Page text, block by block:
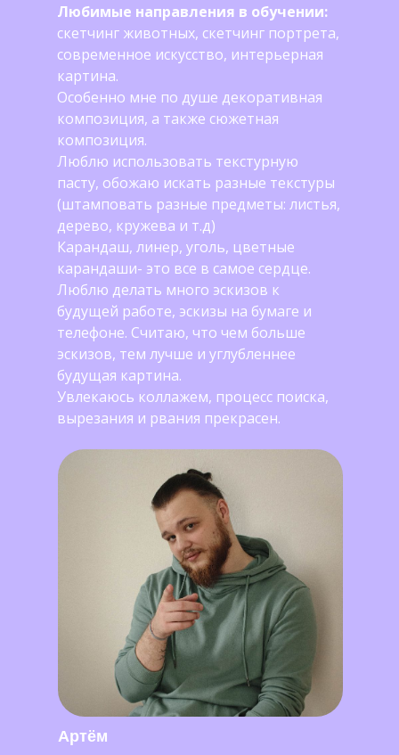
Артём
Любимые направления в обучении:
скетчинг животных, скетчинг портрета,
современное искусство, интерьерная
картина.
Особенно мне по душе декоративная
композиция, а также сюжетная
композиция.
Люблю использовать текстурную
пасту, обожаю искать разные текстуры
(штамповать разные предметы: листья,
дерево, кружева и т.д)
Карандаш, линер, уголь, цветные
карандаши- это все в самое сердце.
Люблю делать много эскизов к
будущей работе, эскизы на бумаге и
телефоне. Считаю, что чем больше
эскизов, тем лучше и углубленнее
будущая картина.
Увлекаюсь коллажем, процесс поиска,
вырезания и рвания прекрасен.